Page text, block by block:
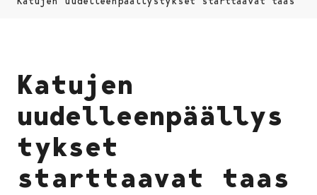
Katujen
uudelleenpäällys
tykset
starttaavat taas